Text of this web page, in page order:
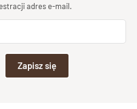
orazszuflady z ukrytym
adres e-mail.
Zapisz się